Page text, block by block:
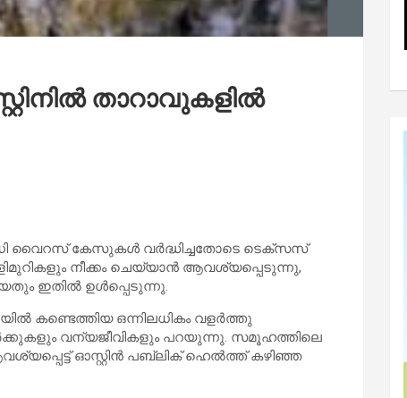
താറാവുകളിൽ
വൈറസ് കേസുകൾ വർദ്ധിച്ചതോടെ ടെക്സസ്
നീക്കം ചെയ്യാൻ ആവശ്യപ്പെടുന്നു,
ഇതിൽ ഉൾപ്പെടുന്നു.
കണ്ടെത്തിയ ഒന്നിലധികം വളർത്തു
വന്യജീവികളും പറയുന്നു. സമൂഹത്തിലെ
ഓസ്റ്റിൻ പബ്ലിക് ഹെൽത്ത് കഴിഞ്ഞ